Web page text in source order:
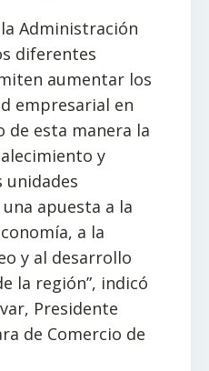
Administración
diferentes
aumentar los
empresarial en
de esta manera la
y
unidades
apuesta a la
a la
y al desarrollo
la región”, indicó
Presidente
de Comercio de